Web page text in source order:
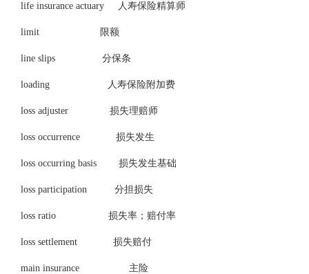
life insurance actuary 人寿保险精算师
limit 限额
line slips 分保条
loading 人寿保险附加费
loss adjuster 损失理赔师
loss occurrence 损失发生
loss occurring basis 损失发生基础
loss participation 分担损失
loss ratio 损失率；赔付率
loss settlement 损失赔付
main insurance 主险